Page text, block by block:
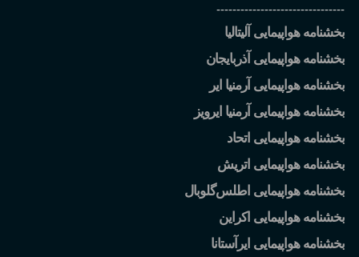
--------------------------------
بخشنامه هواپیمایی آلیتالیا
بخشنامه هواپیمایی آذربایجان
بخشنامه هواپیمایی آرمنیا ایر
بخشنامه هواپیمایی آرمنیا ایرویز
بخشنامه هواپیمایی اتحاد
بخشنامه هواپیمایی اتریش
بخشنامه هواپیمایی اطلسگلوبال
بخشنامه هواپیمایی اکراین
بخشنامه هواپیمایی ایرآستانا